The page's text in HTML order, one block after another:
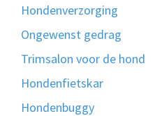
Hondenverzorging
Ongewenst gedrag
Trimsalon voor de hond
Hondenfietskar
Hondenbuggy